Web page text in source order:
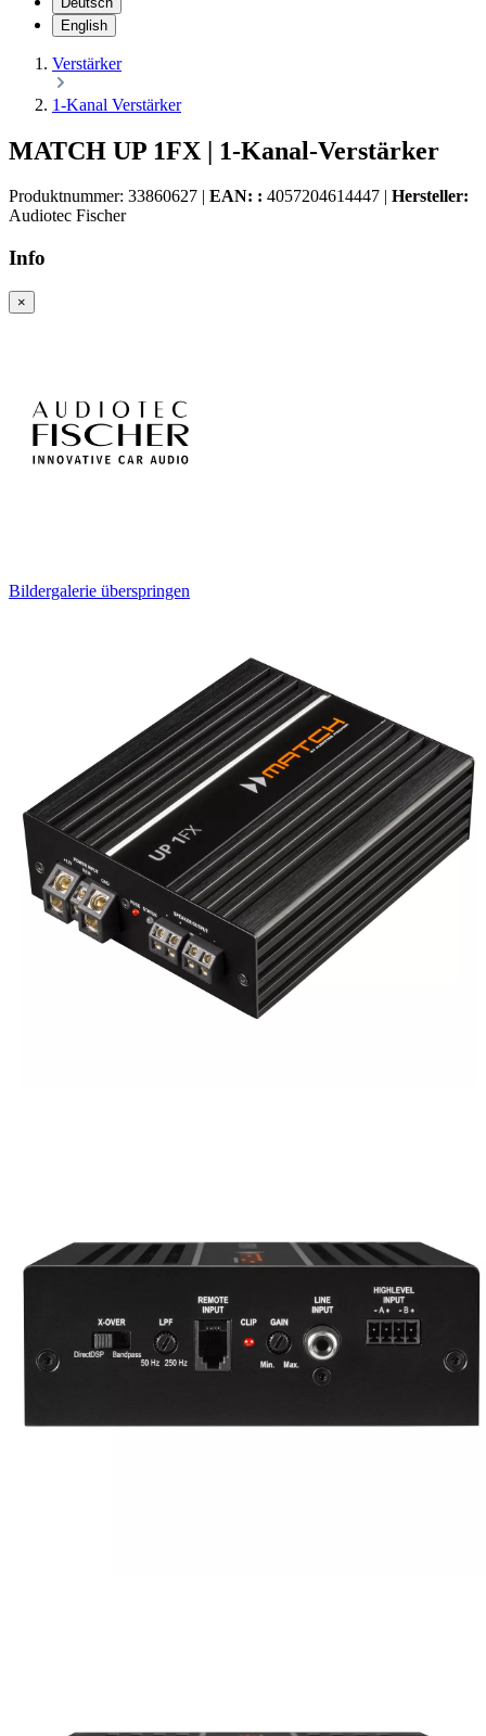
English
Verstärker
1-Kanal Verstärker
MATCH UP 1FX | 1-Kanal-Verstärker
Produktnummer: 33860627 EAN: : 4057204614447
Hersteller:
Audiotec Fischer
Info
×
Bildergalerie überspringen